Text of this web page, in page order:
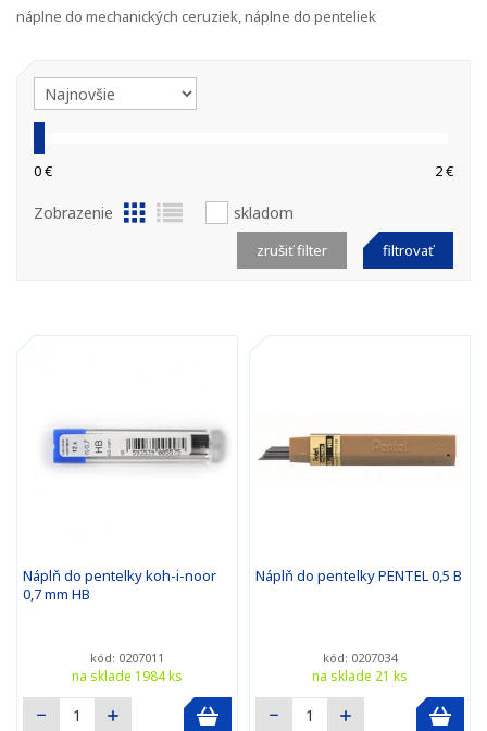
náplne do mechanických ceruziek, náplne do penteliek
0 € 2 €
Zobrazenie skladom
filtrovať
zrušiť filter
Náplň do pentelky koh-i-noor
0,7 mm HB
kód: 0207011
na sklade 1984 ks
Náplň do pentelky PENTEL 0,5 B
kód: 0207034
na sklade 21 ks